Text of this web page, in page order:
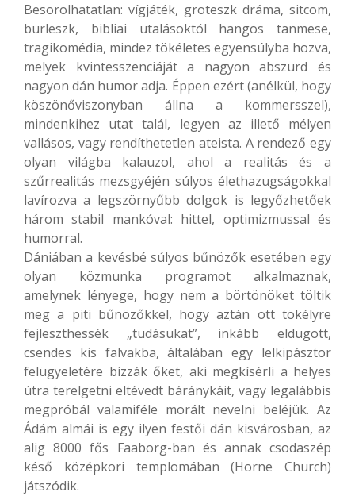
Besorolhatatlan: vígjáték, groteszk dráma, sitcom,
burleszk, bibliai utalásoktól hangos tanmese,
tragikomédia, mindez tökéletes egyensúlyba hozva,
melyek kvintesszenciáját a nagyon abszurd és
nagyon dán humor adja. Éppen ezért (anélkül, hogy
köszönőviszonyban állna a kommersszel),
mindenkihez utat talál, legyen az illető mélyen
vallásos, vagy rendíthetetlen ateista. A rendező egy
olyan világba kalauzol, ahol a realitás és a
szűrrealitás mezsgyéjén súlyos élethazugságokkal
lavírozva a legszörnyűbb dolgok is legyőzhetőek
három stabil mankóval: hittel, optimizmussal és
humorral.
Dániában a kevésbé súlyos bűnözők esetében egy
olyan közmunka programot alkalmaznak,
amelynek lényege, hogy nem a börtönöket töltik
meg a piti bűnözőkkel, hogy aztán ott tökélyre
fejleszthessék „tudásukat”, inkább eldugott,
csendes kis falvakba, általában egy lelkipásztor
felügyeletére bízzák őket, aki megkísérli a helyes
útra terelgetni eltévedt báránykáit, vagy legalábbis
megpróbál valamiféle morált nevelni beléjük. Az
Ádám almái is egy ilyen festői dán kisvárosban, az
alig 8000 fős Faaborg-ban és annak csodaszép
késő középkori templomában (Horne Church)
játszódik.